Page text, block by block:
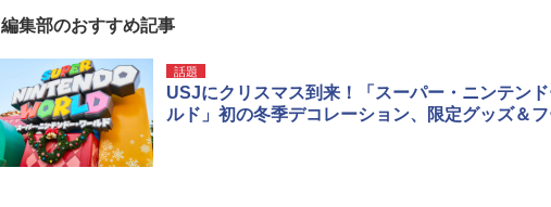
編集部のおすすめ記事
話題
USJにクリスマス到来！「スーパー・ニンテン
ルド」初の冬季デコレーション、限定グッズ＆